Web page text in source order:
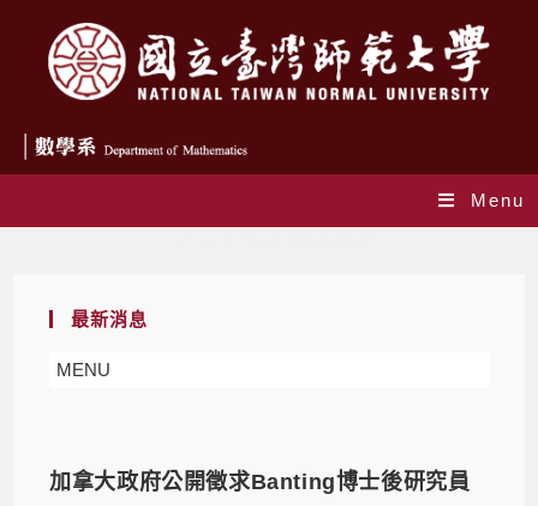
Menu
最新消息
MENU
加拿大政府公開徵求Banting博士後研究員